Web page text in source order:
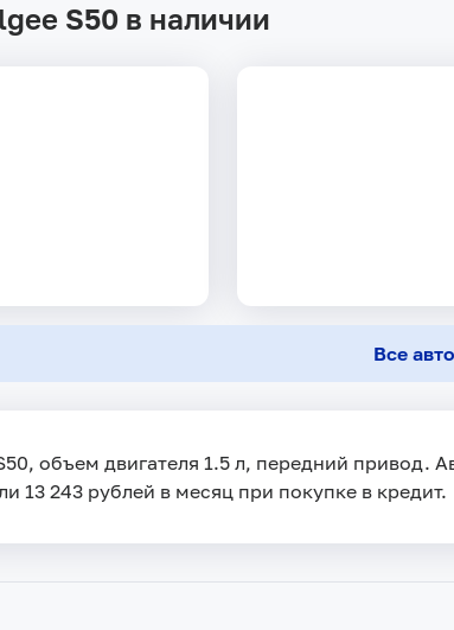
S50 в наличии
Все
объем двигателя 1.5 л, передний привод.
13 243 рублей в месяц при покупке в кредит.